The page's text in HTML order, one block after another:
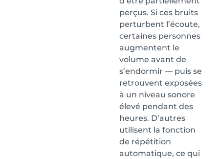
perçus. Si ces bruits
perturbent l’écoute,
certaines personnes
augmentent le
volume avant de
s’endormir — puis se
retrouvent exposées
à un niveau sonore
élevé pendant des
heures. D’autres
utilisent la fonction
de répétition
automatique, ce qui